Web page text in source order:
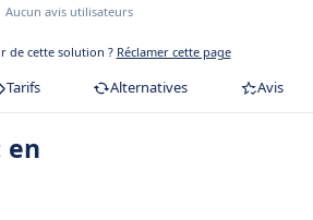
Aucun avis utilisateurs
de cette solution ? Réclamer cette page
Tarifs Alternatives Avis
en